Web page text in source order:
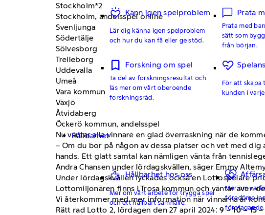
Känn igen spelproblem
Lär dig känna igen spelproblem
och hur du kan få eller ge stöd.
Prata
Prata med
sätt som
från början.
Forskning om spel
Ta del av forskningsresultat och
läs mer om vårt oberoende
forskningsråd.
För att skapa
kunden i
Hållbarhet
Hållbarhet hos oss
Mer om vårt arbete för trygga spel
och ett hållbart samhälle.
Mer om
föredöme
företagande.
Stockholm*2
Stockholm, andelsspel online
Svenljunga
Södertälje
Sölvesborg
Trelleborg
Uddevalla
Umeå
Vara kommun
Växjö
Åtvidaberg
Öckerö kommun, andelsspel
Nu väntar alla vinnare en glad överraskning när de
– Om du bor på någon av dessa platser och vet med
hands. Ett glatt samtal kan nämligen vänta från
Andra Chansen under lördagskvällen, säger Emmy
Under lördagskvällen lyckades också en Lottospelare
Lottomiljonären finns i Trosa kommun och väntar även
Vi återkommer med mer information när vinnarna är
Rätt rad Lotto 2, lördagen den 27 april 2024:9 – 10 – 15 –